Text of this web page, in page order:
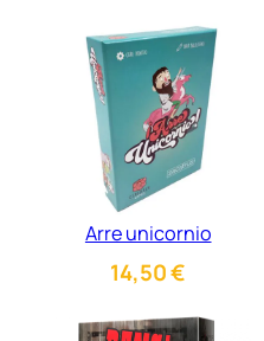
Arre unicornio
14,50€